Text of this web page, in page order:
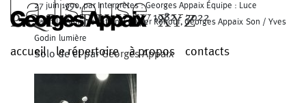
P Q R S T U V W XYZ
27 juin 1990, par Interprètes : Georges Appaix Équipe : Luce
Cathala Administration / Olivier Renouf, Georges Appaix Son / Yves
Godin lumière
Solo de et parGeorges Appaix
1982 - 2022
accueil le répertoire à propos contacts